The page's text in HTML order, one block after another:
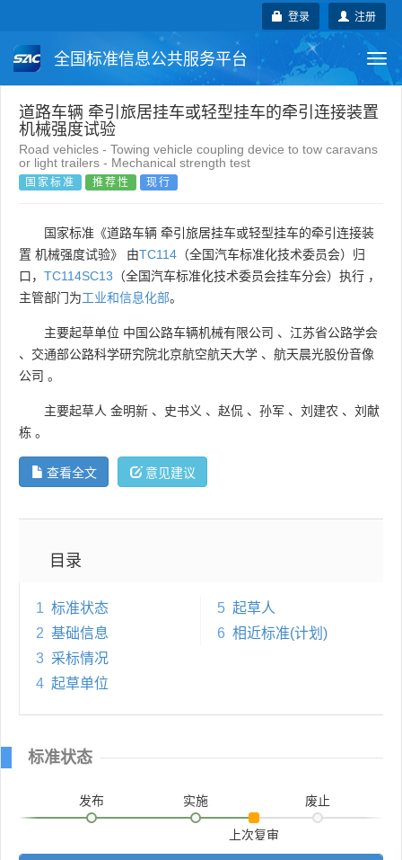
注册
登录
全国标准信息公共服务平台
国家标准 行业标准 地方标准
团体标准 企业标准 国际标准
道路车辆 牵引旅居挂车或轻型挂车的牵引连接装置
机械强度试验
Road vehicles - Towing vehicle coupling device to tow caravans
or light trailers - Mechanical strength test
国家标准 推荐性 现行
国家标准《道路车辆 牵引旅居挂车或轻型挂车的牵引连接装
置 机械强度试验》 由TC114 （全国汽车标准化技术委员会）归
口， TC114SC13 （全国汽车标准化技术委员会挂车分会）执行 ，
主管部门为工业和信息化部。
主要起草单位 中国公路车辆机械有限公司 、 江苏省公路学会
、 交通部公路科学研究院北京航空航天大学 、 航天晨光股份音像
公司 。
主要起草人 金明新 、 史书义 、 赵侃 、 孙军 、 刘建农 、 刘献
栋 。
查看全文 意见建议
目录
1 标准状态
2 基础信息
3 采标情况
4 起草单位
5 起草人
6 相近标准(计划)
标准状态
发布 实施
上次复审
废止